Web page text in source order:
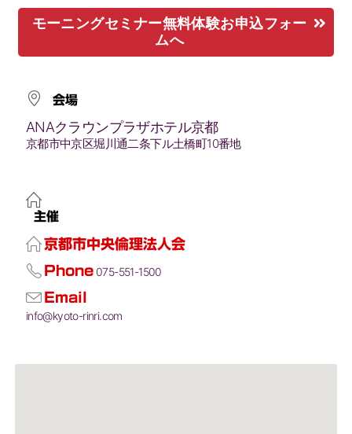
モーニングセミナー無料体験お申込フォー
ムへ
会場
ANAクラウンプラザホテル京都
京都市中京区堀川通二条下ル土橋町10番地
主催
京都市中央倫理法人会
Phone 075-551-1500
Email
info@kyoto-rinri.com